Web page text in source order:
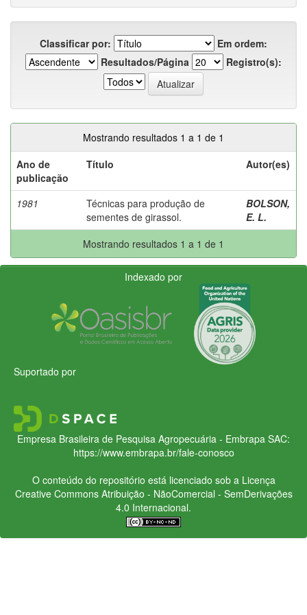
Classificar por:
Em ordem:
Resultados/Página
Registro(s):
Mostrando resultados 1 a 1 de 1
Ano de
publicação
Título Autor(es)
1981
Técnicas para produção de
sementes de girassol.
BOLSON,
E. L.
Mostrando resultados 1 a 1 de 1
Indexado por
Suportado por
Empresa Brasileira de Pesquisa Agropecuária - Embrapa SAC:
https://www.embrapa.br/fale-conosco
O conteúdo do repositório está licenciado sob a Licença
Creative CommonsAtribuição - NãoComercial - SemDerivações
4.0 Internacional.